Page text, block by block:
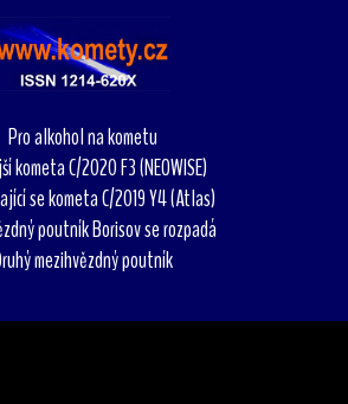
Pro alkohol na kometu
kometa C/2020 F3 (NEOWISE)
se kometa C/2019 Y4 (Atlas)
poutník Borisov se rozpadá
mezihvězdný poutník